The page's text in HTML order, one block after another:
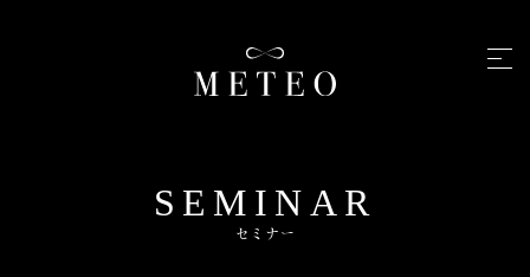
SEMINAR
セミナー